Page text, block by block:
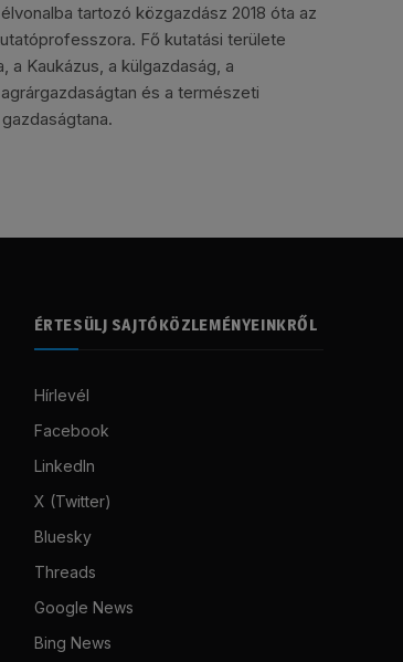
tartozó közgazdász 2018 óta az
Fő kutatási területe
a Kaukázus, a külgazdaság, a
és a természeti
ÉRTESÜLJ SAJTÓKÖZLEMÉNYEINKRŐL
Hírlevél
Facebook
LinkedIn
X (Twitter)
Bluesky
Threads
Google News
Bing News